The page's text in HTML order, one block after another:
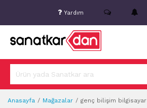
Yardım
Anasayfa Mağazalar genç bilişim bilgisayar